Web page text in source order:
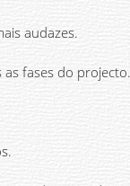
audazes.
fases do projecto.